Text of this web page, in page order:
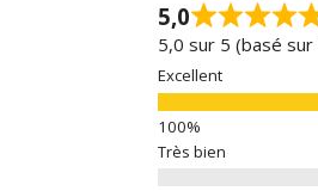
5,0
5,0 sur 5 (basé sur
Excellent
Très bien